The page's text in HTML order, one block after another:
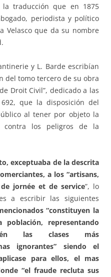
la traducción que en 1875
periodista y político
Velasco que da su nombre
y L. Barde escribían
del tomo tercero de su obra
Droit Civil”, dedicado a las
que la disposición del
al tener por objeto la
los peligros de la
exceptuaba de la descrita
a los “artisans,
jornée et de service”, lo
a escribir las siguientes
“constituyen la
representando
las clases más
ignorantes” siendo el
para ellos, el mas
“el fraude recluta sus